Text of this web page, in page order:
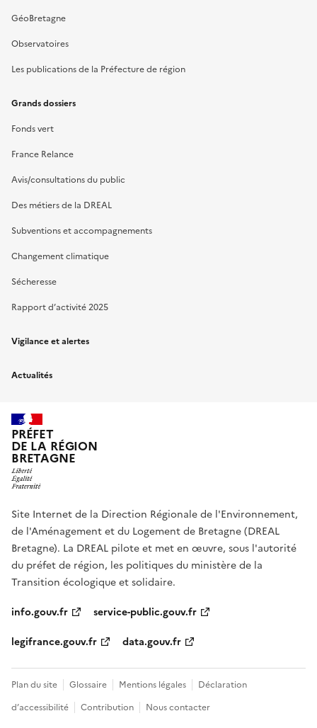
GéoBretagne
Observatoires
Les publications de la Préfecture de région
Grands dossiers
Fonds vert
France Relance
Avis/consultations du public
Des métiers de la DREAL
Subventions et accompagnements
Changement climatique
Sécheresse
Rapport d’activité 2025
Vigilance et alertes
Actualités
PRÉFET
DE LA RÉGION
BRETAGNE
Site Internet de la Direction Régionale de l'Environnement,
de l'Aménagement et du Logement de Bretagne (DREAL
Bretagne). La DREAL pilote et met en œuvre, sous l'autorité
du préfet de région, les politiques du ministère de la
Transition écologique et solidaire.
info.gouv.fr
service-public.gouv.fr
legifrance.gouv.fr
data.gouv.fr
Plan du site Glossaire Mentions légales
Déclaration
d’accessibilité
Contribution Nous contacter